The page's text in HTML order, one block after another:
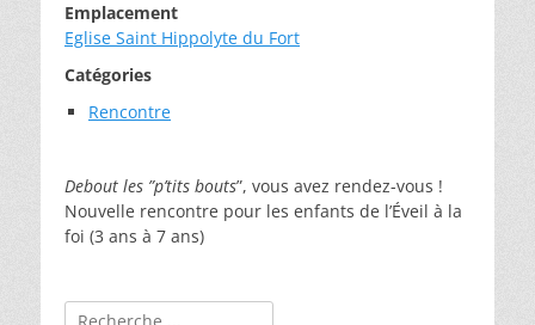
Emplacement
Eglise Saint Hippolyte du Fort
Catégories
Rencontre
Debout les ”p’tits bouts”, vous avez rendez-vous !
Nouvelle rencontre pour les enfants de l’Éveil à la
foi (3 ans à 7 ans)
Rechercher :